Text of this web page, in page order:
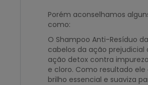
Porém aconselhamos
como:
O Shampoo Anti-Resíduo
cabelos da ação
ação detox contra
e cloro. Como resultado
brilho essencial e suaviza